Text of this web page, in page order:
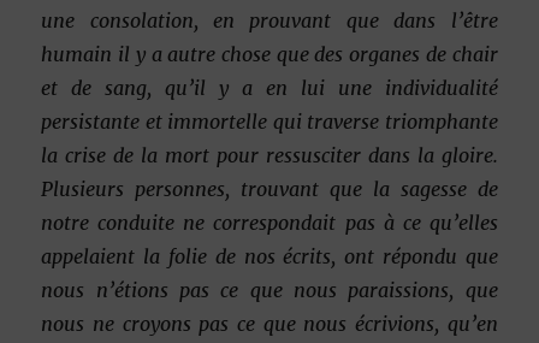
une consolation, en prouvant que dans l’être
humain il y a autre chose que des organes de chair
et de sang, qu’il y a en lui une individualité
persistante et immortelle qui traverse triomphante
la crise de la mort pour ressusciter dans la gloire.
Plusieurs personnes, trouvant que la sagesse de
notre conduite ne correspondait pas à ce qu’elles
appelaient la folie de nos écrits, ont répondu que
nous n’étions pas ce que nous paraissions, que
nous ne croyons pas ce que nous écrivions, qu’en